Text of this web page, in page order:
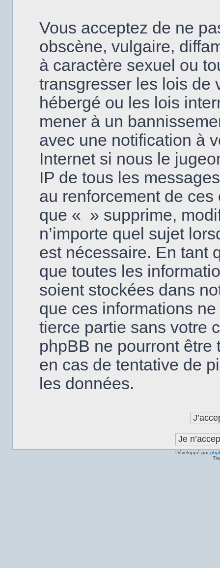
Vous acceptez de ne
obscène, vulgaire,
à caractère sexuel ou
transgresser les lois de
hébergé ou les lois
mener à un
avec une notification à
Internet si nous le
IP de tous les
au renforcement de
que « » supprime,
n’importe quel sujet
est nécessaire. En tant
que toutes les
soient stockées dans
que ces informations
tierce partie sans votre
phpBB ne pourront
en cas de tentative de
les données.
Développé par